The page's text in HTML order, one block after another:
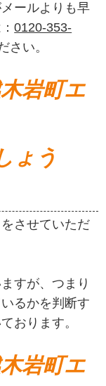
ールよりも早
0120-353-
さい。
岩町エ
ょう
させていただ
すが、つまり
るかを判断す
おります。
岩町エ